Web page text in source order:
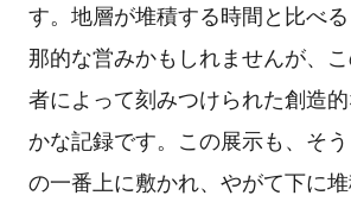
す。地層が堆積する時間と比べ
那的な営みかもしれませんが、
者によって刻みつけられた創造
かな記録です。この展示も、そ
の一番上に敷かれ、やがて下に